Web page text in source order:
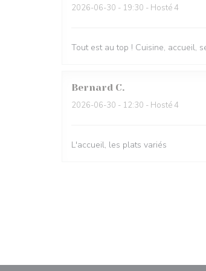
2026-06-30 - 19:30 - Hosté 4
Tout est au top ! Cuisine, accueil,
Bernard C
2026-06-30 - 12:30 - Hosté 4
L'accueil, les plats variés